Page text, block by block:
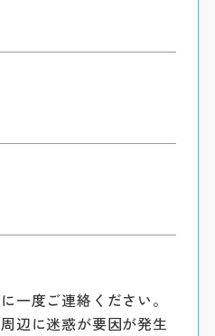
一度ご連絡ください。
辺に迷惑が要因が発生